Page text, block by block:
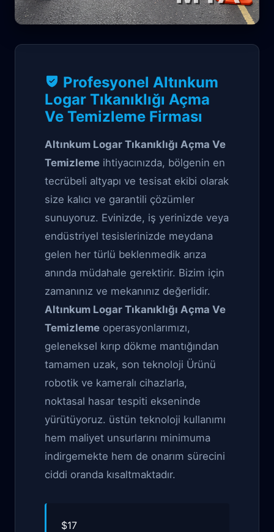
Altınkum Logar
Tıkanıklığı Açma
Ve Temizleme
Profesyonel Altınkum
Logar Tıkanıklığı Açma
Ve Temizleme Firması
Altınkum Logar Tıkanıklığı Açma Ve
Temizleme ihtiyacınızda, bölgenin en
tecrübeli altyapı ve tesisat ekibi olarak
size kalıcı ve garantili çözümler
sunuyoruz. Evinizde, iş yerinizde veya
endüstriyel tesislerinizde meydana
gelen her türlü beklenmedik arıza
anında müdahale gerektirir. Bizim için
zamanınız ve mekanınız değerlidir.
Altınkum Logar Tıkanıklığı Açma Ve
Temizleme operasyonlarımızı,
geleneksel kırıp dökme mantığından
tamamen uzak, son teknoloji Ürünü
robotik ve kameralı cihazlarla,
noktasal hasar tespiti ekseninde
yürütüyoruz. üstün teknoloji kullanımı
hem maliyet unsurlarını minimuma
indirgemekte hem de onarım sürecini
ciddi oranda kısaltmaktadır.
$17